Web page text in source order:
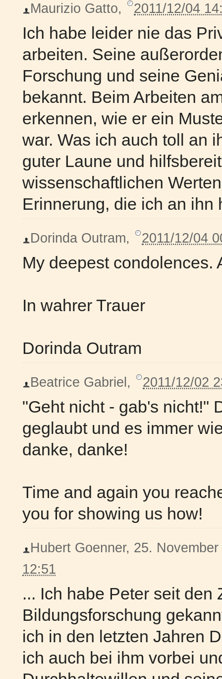
Maurizio Gatto, 2011/12/04
Ich habe leider nie das
arbeiten. Seine
Forschung und seine
bekannt. Beim Arbeiten
erkennen, wie er ein
war. Was ich auch toll an
guter Laune und
wissenschaftlichen
Erinnerung, die ich an ihn
Dorinda Outram, 2011/12/04
My deepest condolences.
In wahrer Trauer
Dorinda Outram
Beatrice Gabriel, 2011/12/02
"Geht nicht - gab's nicht!"
geglaubt und es immer
danke, danke!
Time and again you
you for showing us how!
Hubert Goenner, 25.
12:51
... Ich habe Peter seit den
Bildungsforschung
ich in den letzten Jahren
ich auch bei ihm vorbei